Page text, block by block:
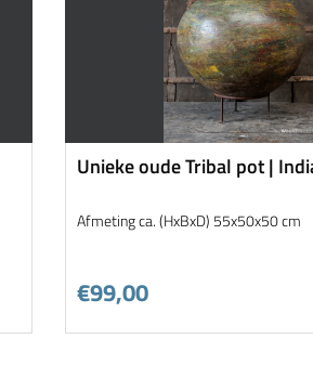
Unieke oude Tribal pot |
Afmeting ca. (HxBxD) 55x50x50 cm
€99,00